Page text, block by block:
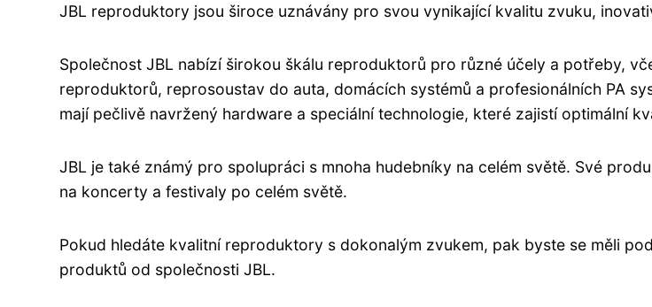
JBL reproduktory jsou široce uznávány pro svou vynikající kvalitu zvuku,
Společnost JBL nabízí širokou škálu reproduktorů pro různé účely a potřeby,
reproduktorů, reprosoustav do auta, domácích systémů a profesionálních PA
mají pečlivě navržený hardware a speciální technologie, které zajistí optimální
JBL je také známý pro spolupráci s mnoha hudebníky na celém světě. Své
na koncerty a festivaly po celém světě.
Pokud hledáte kvalitní reproduktory s dokonalým zvukem, pak byste se měli
produktů od společnosti JBL.